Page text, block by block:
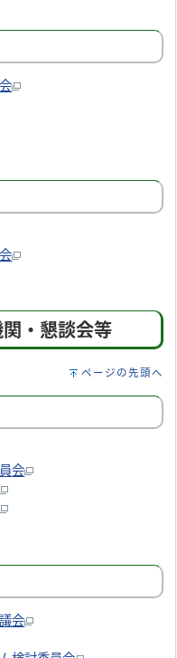
・懇談会等
ページの先頭へ
会
会